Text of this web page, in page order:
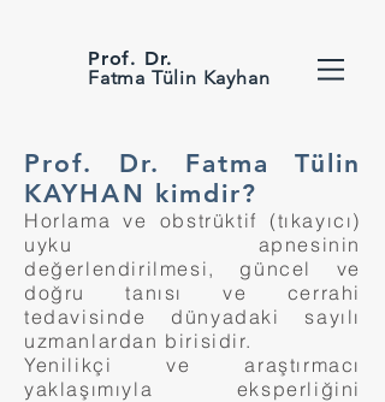
Prof. Dr.
Fatma Tülin Kayhan
Prof. Dr. Fatma Tülin
KAYHAN kimdir?
Horlama ve obstrüktif (tıkayıcı)
uyku apnesinin
değerlendirilmesi, güncel ve
doğru tanısı ve cerrahi
tedavisinde dünyadaki sayılı
uzmanlardan birisidir.
Yenilikçi ve araştırmacı
yaklaşımıyla eksperliğini